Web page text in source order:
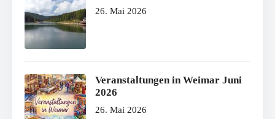
26. Mai 2026
Veranstaltungen in Weimar Juni
2026
26. Mai 2026